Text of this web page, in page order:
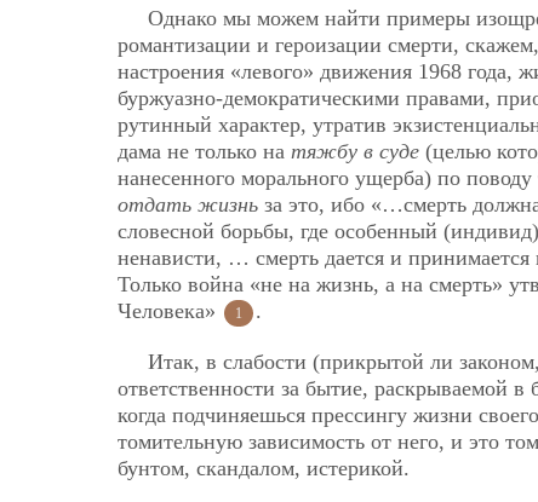
Однако мы можем найти примеры
романтизации и героизации смерти,
настроения «левого» движения 1968 года,
буржуазно-демократическими правами,
рутинный характер, утратив
дама не только на тяжбу в суде (целью
нанесенного морального ущерба) по
отдать жизнь за это, ибо «…смерть
словесной борьбы, где особенный
ненависти, … смерть дается и
Только война «не на жизнь, а на смерть»
Человека»
1 .
Итак, в слабости (прикрытой ли
ответственности за бытие, раскрываемой
когда подчиняешься прессингу жизни
томительную зависимость от него, и это
бунтом, скандалом, истерикой.